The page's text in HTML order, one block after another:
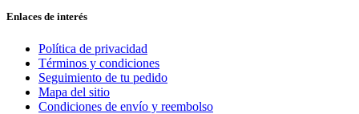
Enlaces de interés
Política de privacidad
Términos y condiciones
Seguimiento de tu pedido
Mapa del sitio
Condiciones de envío y reembolso